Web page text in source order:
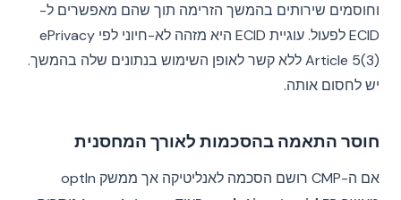
וחוסמים שירותים בהמשך הזרימה תוך שהם מאפשרים ל-
ECID לפעול. עוגיית ECID היא מזהה לא-חיוני לפי ePrivacy
Article 5(3) ללא קשר לאופן השימוש בנתונים שלה בהמשך.
יש לחסום אותה.
חוסר התאמה בהסכמות לאורך המחסנית
אם ה-CMP רושם הסכמה לאנליטיקה אך ממשק optIn